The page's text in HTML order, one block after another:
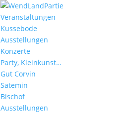
Veranstaltungen
Kussebode
Ausstellungen
Konzerte
Party, Kleinkunst…
Gut Corvin
Satemin
Bischof
Ausstellungen